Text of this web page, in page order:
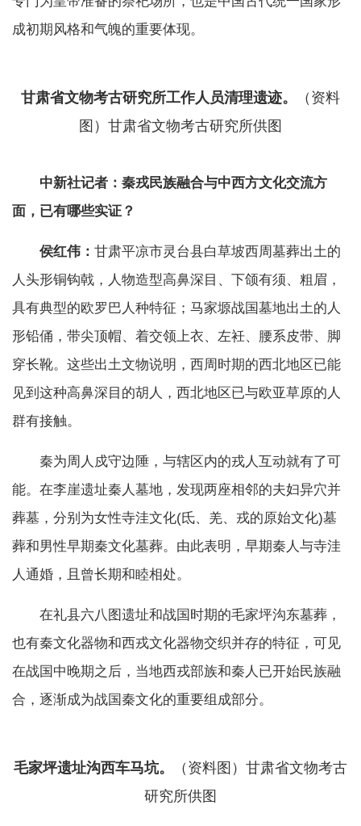
成初期风格和气魄的重要体现。
甘肃省文物考古研究所工作人员清理遗迹。
（资料
图）甘肃省文物考古研究所供图
中新社记者：秦戎民族融合与中西方文化交流方
面，已有哪些实证？
侯红伟： 甘肃平凉市灵台县白草坡西周墓葬出土的
人头形铜钩戟，人物造型高鼻深目、下颌有须、粗眉，
具有典型的欧罗巴人种特征；马家塬战国墓地出土的人
形铅俑，带尖顶帽、着交领上衣、左衽、腰系皮带、脚
穿长靴。这些出土文物说明，西周时期的西北地区已能
见到这种高鼻深目的胡人，西北地区已与欧亚草原的人
群有接触。
秦为周人戍守边陲，与辖区内的戎人互动就有了可
能。在李崖遗址秦人墓地，发现两座相邻的夫妇异穴并
葬墓，分别为女性寺洼文化(氐、羌、戎的原始文化)墓
葬和男性早期秦文化墓葬。由此表明，早期秦人与寺洼
人通婚，且曾长期和睦相处。
在礼县六八图遗址和战国时期的毛家坪沟东墓葬，
也有秦文化器物和西戎文化器物交织并存的特征，可见
在战国中晚期之后，当地西戎部族和秦人已开始民族融
合，逐渐成为战国秦文化的重要组成部分。
毛家坪遗址沟西车马坑。
（资料图）甘肃省文物考古
研究所供图